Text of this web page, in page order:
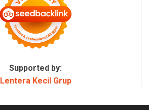
Supported by:
Lentera Kecil Grup